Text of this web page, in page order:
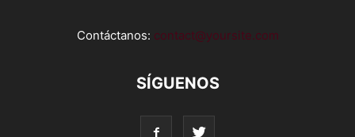
Contáctanos: contact@yoursite.com
SÍGUENOS